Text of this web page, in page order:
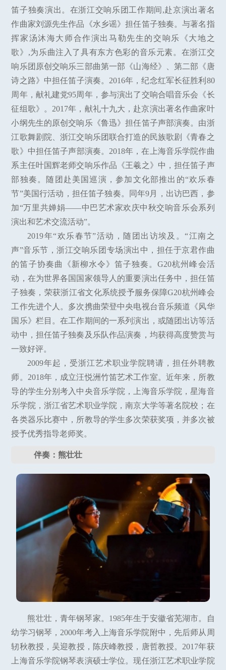
笛子独奏演出。在浙江交响乐团工作期间,赴京演出著名
作曲家刘源先生作品《水乡谣》担任笛子独奏。与著名指
挥家汤沐海大师合作演出马勒先生的交响乐《大地之
歌》,为乐曲注入了具有东方色彩的音乐元素。在浙江交
响乐团原创交响乐三部曲第一部《山海经》、第二部《唐
诗之路》中担任笛子演奏。2016年，纪念红军长征胜利80
周年，献礼建党95周年，参与演出了交响合唱音乐会《长
征组歌》。2017年，献礼十九大，赴京演出著名作曲家叶
小纲先生的原创交响乐《鲁迅》担任笛子声部演奏。由浙
江歌舞剧院、浙江交响乐团联合打造的民族歌剧《青春之
歌》中担任笛子声部演奏。2018年，在上海音乐学院作曲
系主任叶国辉老师交响乐作品《王羲之》中，担任笛子声
部独奏。随团赴美国巡演，参加文化部推出的“欢乐春
节”美国行活动，担任笛子独奏。同年9月，出访巴西，参
加“万里共婵娟——中巴艺术家欢庆中秋交响音乐会系列
演出和艺术交流活动”。
2019年“欢乐春节”活动，随团出访埃及。“江南之
声”音乐节，浙江交响乐团专场演出中，担任于京君作曲
的笛子协奏曲《新柳水令》笛子独奏。G20杭州峰会活
动，在为世界各国国家领导人的重要演出任务中，担任笛
子独奏，荣获浙江省文化系统授予服务保障G20杭州峰会
工作先进个人。多次携曲荣登中央电视台音乐频道《风华
国乐》栏目。在工作期间的一系列演出，或随团出访等活
动中，担任笛子独奏及乐队作品演奏，均获得高度赞赏与
一致好评。
2009年起，受浙江艺术职业学院聘请，担任外聘教
师。2018年，成立汪悦洲竹笛艺术工作室。近年来，所教
导的学生分别考入中央音乐学院，上海音乐学院，星海音
乐学院，浙江省艺术职业学院，南京大学等著名院校；在
各类器乐比赛中，所教导的学生多次荣获奖项，并多次被
授予优秀指导老师奖。
伴奏：熊壮壮
熊壮壮，青年钢琴家。1985年生于安徽省芜湖市。自
幼学习钢琴，2000年考入上海音乐学院附中，先后师从周
轫秋教授，吴迎教授，陈庆峰教授，唐哲教授。2017年获
上海音乐学院钢琴表演硕士学位。现任浙江艺术职业学院